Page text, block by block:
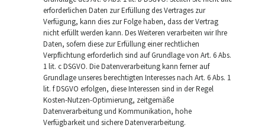
erforderlichen Daten zur Erfüllung des Vertrages zur
Verfügung, kann dies zur Folge haben, dass der Vertrag
nicht erfüllt werden kann. Des Weiteren verarbeiten wir Ihre
Daten, sofern diese zur Erfüllung einer rechtlichen
Verpflichtung erforderlich sind auf Grundlage von Art. 6 Abs.
1 lit. c DSGVO. Die Datenverarbeitung kann ferner auf
Grundlage unseres berechtigten Interesses nach Art. 6 Abs. 1
lit. f DSGVO erfolgen, diese Interessen sind in der Regel
Kosten-Nutzen-Optimierung, zeitgemäße
Datenverarbeitung und Kommunikation, hohe
Verfügbarkeit und sichere Datenverarbeitung.